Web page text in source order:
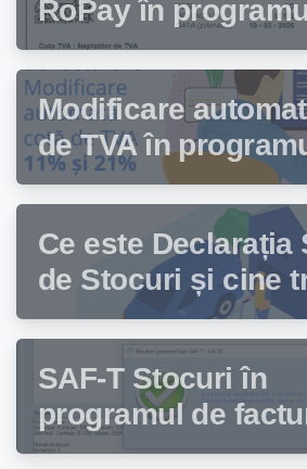
RoPay în
facturare Facturis
Modificare
de TVA în
facturare Facturis
Ce este Declarația
de Stocuri și cine
să depună această
declarație?
SAF-T Stocuri în
programul de
gestiune stocuri